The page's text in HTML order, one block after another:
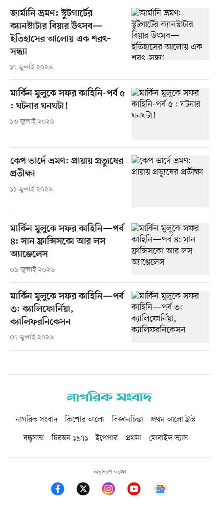
জার্মানি ভ্রমণ: স্টুটগার্টের
ক্যানস্টাটার বিয়ার উৎসব—
ইতিহাসের আলোয় এক শরৎ–
সন্ধ্যা
১৭ জুলাই ২০২৬
মার্কিন মুলুকে সফর কাহিনি-পর্ব ৫
: ঘটনার ঘনঘটা!
১৩ জুলাই ২০২৬
কেপ ভার্দে ভ্রমণ: প্রায়ায় প্রত্যুষের
প্রতীক্ষা
১১ জুলাই ২০২৬
মার্কিন মুলুকে সফর কাহিনি—পর্ব
৪: সান ফ্রান্সিসকো আর লস
অ্যাঞ্জেলেস
০৯ জুলাই ২০২৬
মার্কিন মুলুকে সফর কাহিনি—পর্ব
৩: ক্যালিফোর্নিয়া,
ক্যালিফরনিকেসন
০৭ জুলাই ২০২৬
নাগরিক সংবাদ কিশোর আলো বিজ্ঞানচিন্তা
প্রথম আলো ট্রাস্ট
বন্ধুসভা
চিরন্তন ১৯৭১ ইপেপার প্রথমা মোবাইল ভ্যাস
অনুসরণ করুন